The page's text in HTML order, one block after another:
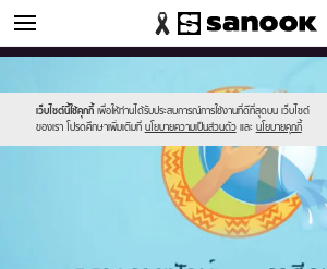
ดูดวง
เว็บไซต์นี้ใช้คุกกี้ เพื่อให้ท่านได้รับประสบการณ์การใช้งานที่ดีที่สุดบน เว็บไซต์
ของเรา โปรดศึกษาเพิ่มเติมที่ นโยบายความเป็นส่วนตัว และ นโยบายคุกกี้
new-
sanook.png